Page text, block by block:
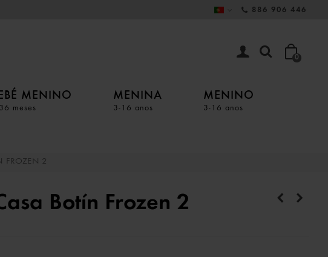
886 906 446
0
MENINO
meses
MENINA
3-16 anos
MENINO
3-16 anos
FROZEN 2
Botín Frozen 2